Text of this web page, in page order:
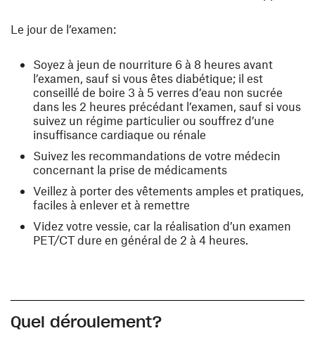
Le jour de l’examen:
Soyez à jeun de nourriture 6 à 8 heures avant
l’examen, sauf si vous êtes diabétique; il est
conseillé de boire 3 à 5 verres d’eau non sucrée
dans les 2 heures précédant l’examen, sauf si vous
suivez un régime particulier ou souffrez d’une
insuffisance cardiaque ou rénale
Suivez les recommandations de votre médecin
concernant la prise de médicaments
Veillez à porter des vêtements amples et pratiques,
faciles à enlever et à remettre
Videz votre vessie, car la réalisation d’un examen
PET/CT dure en général de 2 à 4 heures.
Quel déroulement?